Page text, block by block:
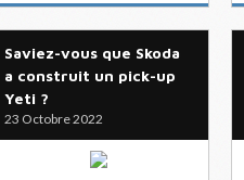
Saviez-vous que Skoda
a construit un pick-up
Yeti ?
23 Octobre 2022